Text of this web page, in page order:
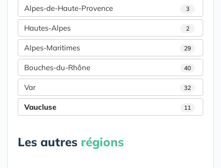
Alpes-de-Haute-Provence 3
Hautes-Alpes 2
Alpes-Maritimes 29
Bouches-du-Rhône 40
Var 32
Vaucluse 11
Les autres régions